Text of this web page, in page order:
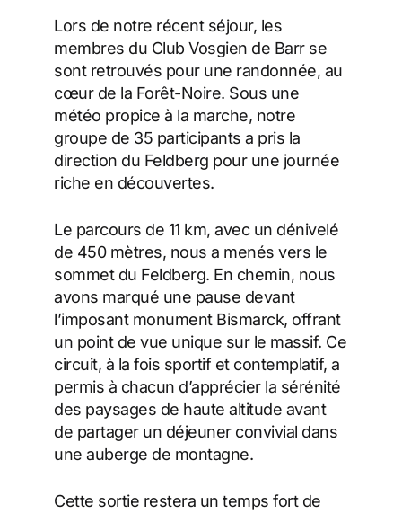
Lors de notre récent séjour, les
membres du Club Vosgien de Barr se
sont retrouvés pour une randonnée, au
cœur de la Forêt-Noire. Sous une
météo propice à la marche, notre
groupe de 35 participants a pris la
direction du Feldberg pour une journée
riche en découvertes.
Le parcours de 11 km, avec un dénivelé
de 450 mètres, nous a menés vers le
sommet du Feldberg. En chemin, nous
avons marqué une pause devant
l’imposant monument Bismarck, offrant
un point de vue unique sur le massif. Ce
circuit, à la fois sportif et contemplatif, a
permis à chacun d’apprécier la sérénité
des paysages de haute altitude avant
de partager un déjeuner convivial dans
une auberge de montagne.
Cette sortie restera un temps fort de